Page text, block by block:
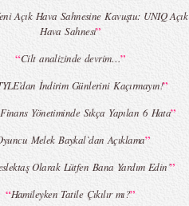
Açık Hava Sahnesine Kavuştu: UNIQ Açık
Hava Sahnesi”
“Cilt analizinde devrim…”
İndirim Günlerini Kaçırmayın!”
Yönetiminde Sıkça Yapılan 6 Hata”
Melek Baykal`dan Açıklama”
Olarak Lütfen Bana Yardım Edin’”
“Hamileyken Tatile Çıkılır mı?”